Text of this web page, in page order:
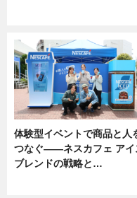
体験型イベントで商品と人
つなぐ――ネスカフェ アイ
ブレンドの戦略と…